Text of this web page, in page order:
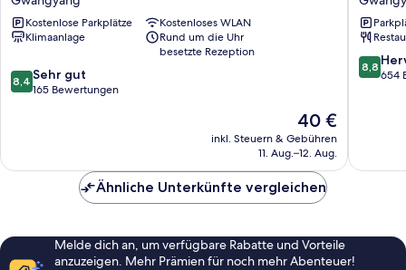
Gwangyang
Kostenlose Parkplätze
Kostenloses WLAN
Klimaanlage
Rund um die Uhr
besetzte Rezeption
8.4
von
Bewertungen
8,4 Sehr gut
165 Bewertungen
Der
Preis
beträgt
40 €
inkl. Steuern & Gebühren
11. Aug.–12. Aug.
8.8
von
8,8
654
Ähnliche Unterkünfte vergleichen
Melde dich an, um verfügbare Rabatte und Vorteile
anzuzeigen. Mehr Prämien für noch mehr Abenteuer!